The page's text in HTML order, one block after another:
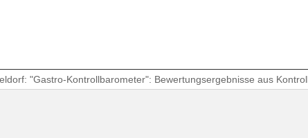
"Gastro-Kontrollbarometer": Bewertungsergebnisse aus